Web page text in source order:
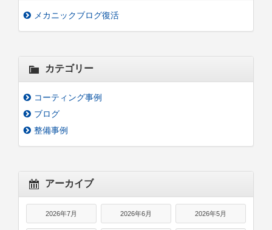
メカニックブログ復活
カテゴリー
コーティング事例
ブログ
整備事例
アーカイブ
2026年7月 2026年6月 2026年5月